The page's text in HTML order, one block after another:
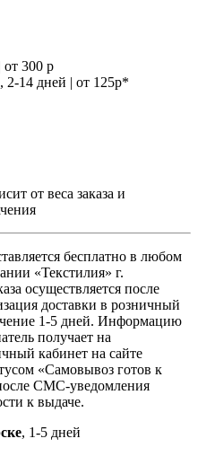
от 300 р
, 2-14 дней | от 125р*
от веса заказа и
бесплатно в любом
«Текстилия» г.
осуществляется после
доставки в розничный
1-5 дней. Информацию
получает на
кабинет на сайте
«Самовывоз готов к
СМС-уведомления
к выдаче.
, 1-5 дней